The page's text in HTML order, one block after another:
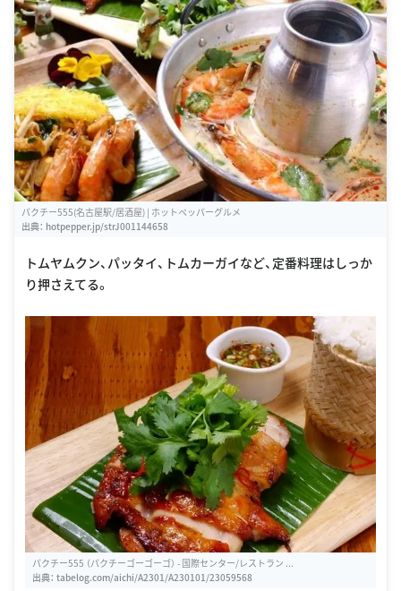
パクチー555(名古屋駅/居酒屋) | ホットペッパーグルメ
出典： hotpepper.jp/strJ001144658
トムヤムクン、パッタイ、トムカーガイなど、定番料理はしっか
り押さえてる。
パクチー555 （パクチーゴーゴーゴ） - 国際センター/レストラン ...
出典： tabelog.com/aichi/A2301/A230101/23059568